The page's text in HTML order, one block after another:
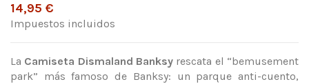
14,95 €
Impuestos incluidos
La Camiseta Dismaland Banksy rescata el “bemusement
park” más famoso de Banksy: un parque anti-cuento,